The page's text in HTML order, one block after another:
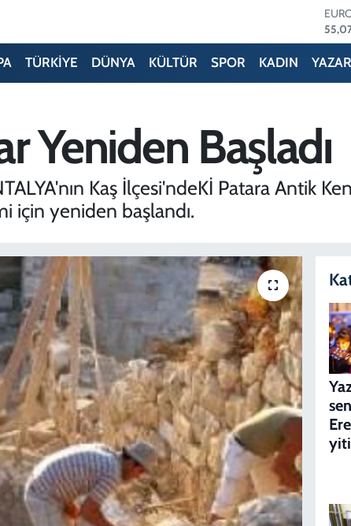
TÜRKİYE DÜNYA KÜLTÜR SPOR KADIN
Yeniden Başladı
Kaş İlçesi'ndeKİ Patara Antik
için yeniden başlandı.